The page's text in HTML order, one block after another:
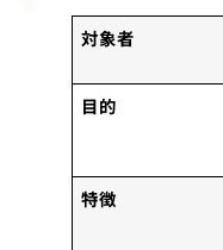
対象者
目的
特徴